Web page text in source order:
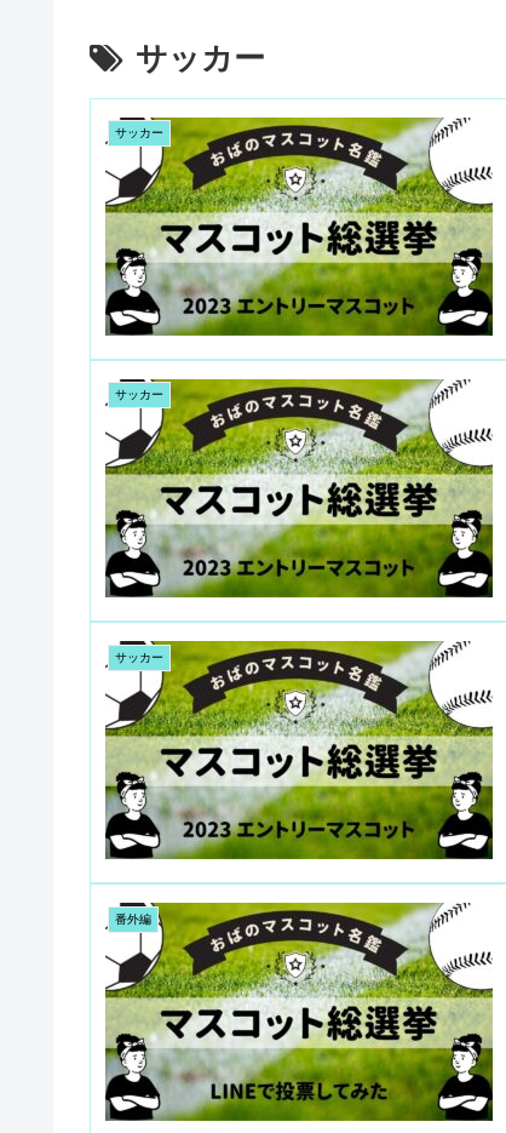
サッカー
サッカー
サッカー
サッカー
番外編